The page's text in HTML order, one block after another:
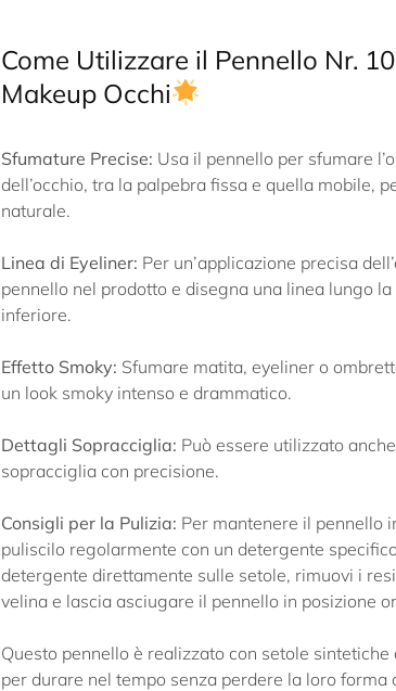
Come Utilizzare il Pennello Nr.
Makeup Occhi
Sfumature Precise: Usa il pennello per sfumare
dell’occhio, tra la palpebra fissa e quella mobile,
naturale.
Linea di Eyeliner: Per un’applicazione precisa
pennello nel prodotto e disegna una linea lungo
inferiore.
Effetto Smoky: Sfumare matita, eyeliner o
un look smoky intenso e drammatico.
Dettagli Sopracciglia: Può essere utilizzato
sopracciglia con precisione.
Consigli per la Pulizia: Per mantenere il pennello
puliscilo regolarmente con un detergente
detergente direttamente sulle setole, rimuovi i
velina e lascia asciugare il pennello in posizione
Questo pennello è realizzato con setole
per durare nel tempo senza perdere la loro forma